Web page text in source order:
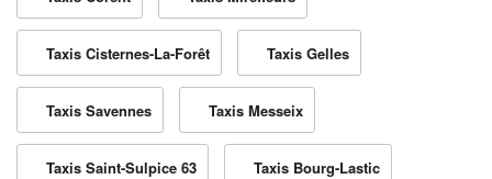
Taxis Cisternes-La-Forêt Taxis Gelles
Taxis Savennes Taxis Messeix
Taxis Saint-Sulpice 63 Taxis Bourg-Lastic